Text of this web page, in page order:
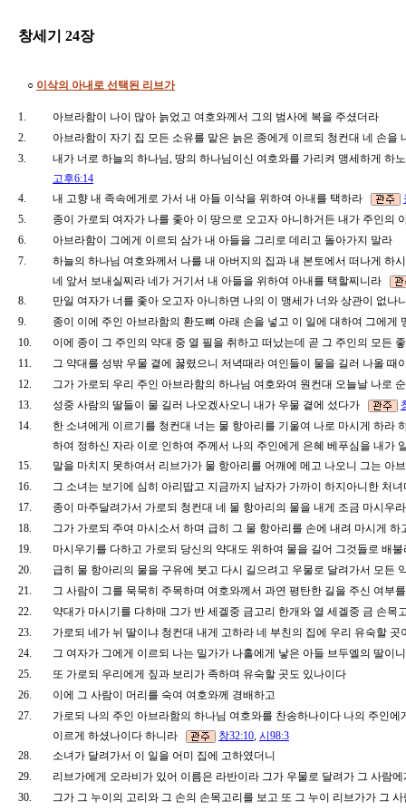
창세기 24장
○ 이삭의 아내로 선택된 리브가
1.
아브라함이 나이 많아 늙었고 여호와께서 그의 범사에 복을 주셨더라
2.
아브라함이 자기 집 모든 소유를 맡은 늙은 종에게 이르되 청컨대 네 손
3.
내가 너로 하늘의 하나님, 땅의 하나님이신 여호와를 가리켜 맹세하게
고후6:14
4.
내 고향 내 족속에게로 가서 내 아들 이삭을 위하여 아내를 택하라
5.
종이 가로되 여자가 나를 좇아 이 땅으로 오고자 아니하거든 내가 주인
6.
아브라함이 그에게 이르되 삼가 내 아들을 그리로 데리고 돌아가지 말라
7.
하늘의 하나님 여호와께서 나를 내 아버지의 집과 내 본토에서 떠나게 하
네 앞서 보내실찌라 네가 거기서 내 아들을 위하여 아내를 택할찌니라
8.
만일 여자가 너를 좇아 오고자 아니하면 나의 이 맹세가 너와 상관이 없
9.
종이 이에 주인 아브라함의 환도뼈 아래 손을 넣고 이 일에 대하여 그에
10.
이에 종이 그 주인의 약대 중 열 필을 취하고 떠났는데 곧 그 주인의 모
11.
그 약대를 성밖 우물 곁에 꿇렸으니 저녁때라 여인들이 물을 길러 나올
12.
그가 가로되 우리 주인 아브라함의 하나님 여호와여 원컨대 오늘날 나
13.
성중 사람의 딸들이 물 길러 나오겠사오니 내가 우물 곁에 섰다가
14.
한 소녀에게 이르기를 청컨대 너는 물 항아리를 기울여 나로 마시게 하라
하여 정하신 자라 이로 인하여 주께서 나의 주인에게 은혜 베푸심을 내가
15.
말을 마치지 못하여서 리브가가 물 항아리를 어깨에 메고 나오니 그는
16.
그 소녀는 보기에 심히 아리땁고 지금까지 남자가 가까이 하지아니한
17.
종이 마주달려가서 가로되 청컨대 네 물 항아리의 물을 내게 조금 마시우
18.
그가 가로되 주여 마시소서 하며 급히 그 물 항아리를 손에 내려 마시게
19.
마시우기를 다하고 가로되 당신의 약대도 위하여 물을 길어 그것들로 배
20.
급히 물 항아리의 물을 구유에 붓고 다시 길으려고 우물로 달려가서 모
21.
그 사람이 그를 묵묵히 주목하며 여호와께서 과연 평탄한 길을 주신 여부
22.
약대가 마시기를 다하매 그가 반 세겔중 금고리 한개와 열 세겔중 금 손
23.
가로되 네가 뉘 딸이냐 청컨대 내게 고하라 네 부친의 집에 우리 유숙할
24.
그 여자가 그에게 이르되 나는 밀가가 나홀에게 낳은 아들 브두엘의 딸이
25.
또 가로되 우리에게 짚과 보리가 족하며 유숙할 곳도 있나이다
26.
이에 그 사람이 머리를 숙여 여호와께 경배하고
27.
가로되 나의 주인 아브라함의 하나님 여호와를 찬송하나이다 나의 주인
이르게 하셨나이다 하니라
창32:10, 시98:3
28.
소녀가 달려가서 이 일을 어미 집에 고하였더니
29.
리브가에게 오라비가 있어 이름은 라반이라 그가 우물로 달려가 그 사람
30.
그가 그 누이의 고리와 그 손의 손목고리를 보고 또 그 누이 리브가가 그